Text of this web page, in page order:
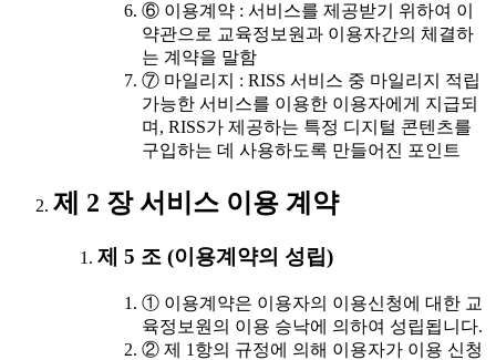
⑥ 이용계약 : 서비스를 제공받기 위하여 이
약관으로 교육정보원과 이용자간의 체결하
는 계약을 말함
⑦ 마일리지 : RISS 서비스 중 마일리지 적립
가능한 서비스를 이용한 이용자에게 지급되
며, RISS가 제공하는 특정 디지털 콘텐츠를
구입하는 데 사용하도록 만들어진 포인트
제 2 장 서비스 이용 계약
제 5 조 (이용계약의 성립)
① 이용계약은 이용자의 이용신청에 대한 교
육정보원의 이용 승낙에 의하여 성립됩니다.
② 제 1항의 규정에 의해 이용자가 이용 신청